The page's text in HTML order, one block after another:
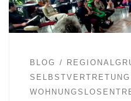
BLOG
SELBSTVERTRETUNG